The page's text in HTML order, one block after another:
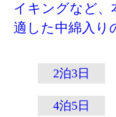
イキングなど、
適した中綿入り
雪遊びから本
スポーツまで
2泊3日
4泊5日